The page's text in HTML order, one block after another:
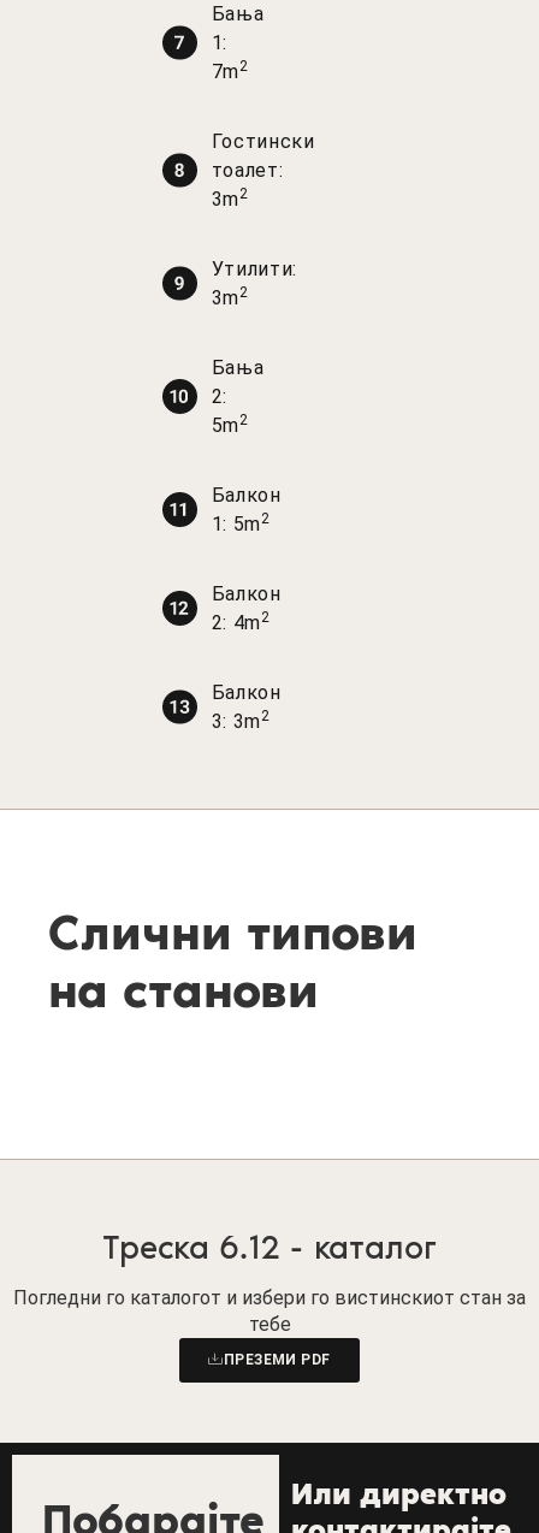
Бања
1:
7m2
Гостински
тоалет:
3m2
Утилити:
3m2
Бања
2:
5m2
Балкон
1: 5m2
Балкон
2: 4m2
Балкон
3: 3m2
Слични типови
на станови
Треска 6.12 - каталог
Погледни го каталогот и избери го вистинскиот стан за
тебе
ПРЕЗЕМИ PDF
Побарајте
Или директно